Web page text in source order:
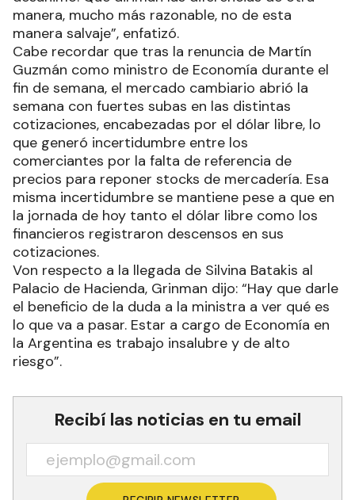
manera, mucho más razonable, no de esta
manera salvaje”, enfatizó.
Cabe recordar que tras la renuncia de Martín
Guzmán como ministro de Economía durante el
fin de semana, el mercado cambiario abrió la
semana con fuertes subas en las distintas
cotizaciones, encabezadas por el dólar libre, lo
que generó incertidumbre entre los
comerciantes por la falta de referencia de
precios para reponer stocks de mercadería. Esa
misma incertidumbre se mantiene pese a que en
la jornada de hoy tanto el dólar libre como los
financieros registraron descensos en sus
cotizaciones.
Von respecto a la llegada de Silvina Batakis al
Palacio de Hacienda, Grinman dijo: “Hay que darle
el beneficio de la duda a la ministra a ver qué es
lo que va a pasar. Estar a cargo de Economía en
la Argentina es trabajo insalubre y de alto
riesgo”.
Recibí las noticias en tu email